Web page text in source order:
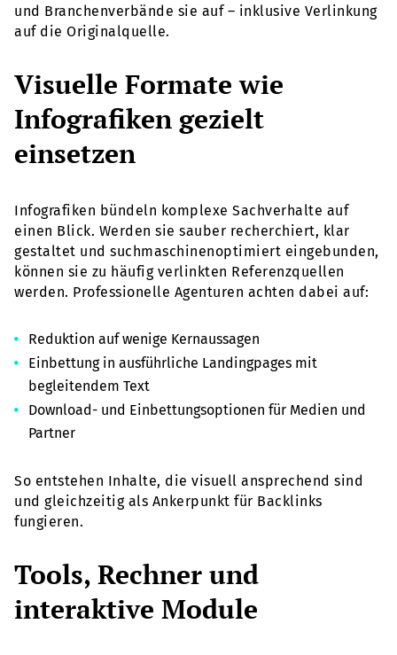
und Branchenverbände sie auf – inklusive Verlinkung
auf die Originalquelle.
Visuelle Formate wie
Infografiken gezielt
einsetzen
Infografiken bündeln komplexe Sachverhalte auf
einen Blick. Werden sie sauber recherchiert, klar
gestaltet und suchmaschinenoptimiert eingebunden,
können sie zu häufig verlinkten Referenzquellen
werden. Professionelle Agenturen achten dabei auf:
Reduktion auf wenige Kernaussagen
Einbettung in ausführliche Landingpages mit
begleitendem Text
Download- und Einbettungsoptionen für Medien und
Partner
So entstehen Inhalte, die visuell ansprechend sind
und gleichzeitig als Ankerpunkt für Backlinks
fungieren.
Tools, Rechner und
interaktive Module